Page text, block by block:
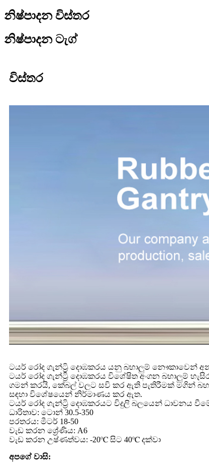
නිෂ්පාදන විස්තර
නිෂ්පාදන ටැග්
විස්තර
ටයර් රෝද ගැන්ට්‍රි දොඹකරය යනු බහාලුම් නෞකාවෙන්
ටයර් රෝද ගැන්ට්‍රි දොඹකරය විශේෂිත අංගන බහාලුම්
ගමන් කරයි, කේබල් වලට සවි කර ඇති පැතිරීමක් මගින්
සඳහා විශේෂයෙන් නිර්මාණය කර ඇත.
ටයර් රෝද ගැන්ට්‍රි දොඹකරයට විදුලි බලයෙන් ධාවනය
ධාරිතාව: ටොන් 30.5-350
පරතරය: මීටර් 18-50
වැඩ කරන ශ්‍රේණිය: A6
වැඩ කරන උෂ්ණත්වය: -20℃ සිට 40℃ දක්වා
අපගේ වාසි: